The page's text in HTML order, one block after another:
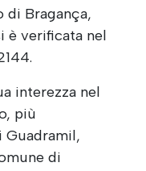
di Bragança,
è verificata nel
interezza nel
più
Guadramil,
di